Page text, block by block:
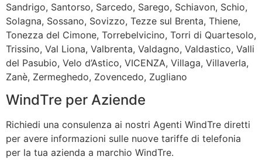
Sandrigo, Santorso, Sarcedo, Sarego, Schiavon, Schio,
Solagna, Sossano, Sovizzo, Tezze sul Brenta, Thiene,
Tonezza del Cimone, Torrebelvicino, Torri di Quartesolo,
Trissino, Val Liona, Valbrenta, Valdagno, Valdastico, Valli
del Pasubio, Velo d’Astico, VICENZA, Villaga, Villaverla,
Zanè, Zermeghedo, Zovencedo, Zugliano
WindTre per Aziende
Richiedi una consulenza ai nostri Agenti WindTre diretti
per avere informazioni sulle nuove tariffe di telefonia
per la tua azienda a marchio WindTre.